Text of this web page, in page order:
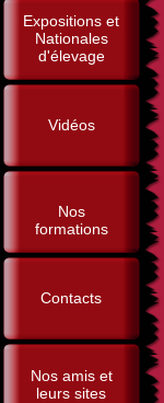
Expositions et
Nationales
d'élevage
Vidéos
Nos
formations
Contacts
Nos amis et
leurs sites